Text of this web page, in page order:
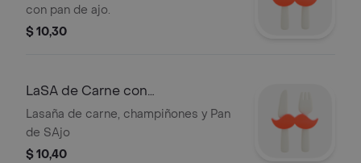
con pan de ajo.
$ 10,30
LaSA de Carne con
Champiñones
Lasaña de carne, champiñones y Pan
de SAjo
$ 10,40